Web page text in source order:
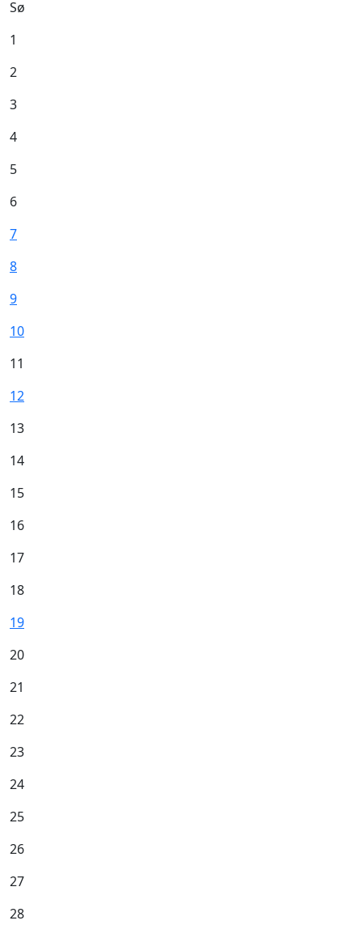
Sø
1
2
3
4
5
6
7
8
9
10
11
12
13
14
15
16
17
18
19
20
21
22
23
24
25
26
27
28